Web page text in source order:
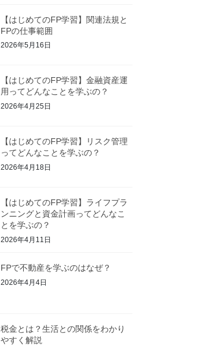
【はじめてのFP学習】関連法規と
FPの仕事範囲
2026年5月16日
【はじめてのFP学習】金融資産運
用ってどんなことを学ぶの？
2026年4月25日
【はじめてのFP学習】リスク管理
ってどんなことを学ぶの？
2026年4月18日
【はじめてのFP学習】ライフプラ
ンニングと資金計画ってどんなこ
とを学ぶの？
2026年4月11日
FPで不動産を学ぶのはなぜ？
2026年4月4日
税金とは？生活との関係をわかり
やすく解説